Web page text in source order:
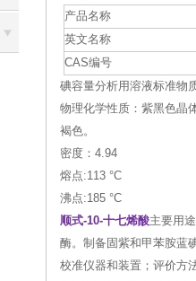
产品名称
英文名称
CAS编号
碘容量分析用溶液标准物
物理化学性质：紫黑色晶
褐色。
密度：4.94
熔点:113 °C
沸点:185 °C
顺式-10-十七烯酸主要用
酶。制备固紫和甲苯胺蓝
校准仪器和装置；评价方